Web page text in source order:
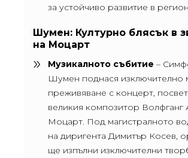
за устойчиво развитие в
Шумен: Културно блясък в
на Моцарт
Музикалното събитие –
Шумен поднася изключително
преживяване с концерт,
великия композитор Волфганг
Моцарт. Под магистралното
на диригента Димитър Косев,
ще изпълни изключителни